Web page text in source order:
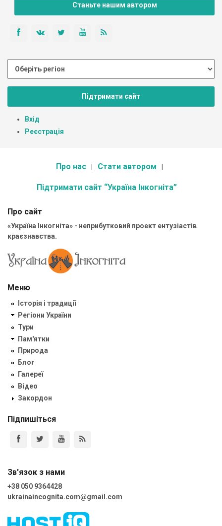
Станьте нашим автором
Підтримати сайт
Вхід
Реєстрація
Про нас Стати автором
Підтримати сайт “Україна Інкогніта”
Про сайт
«Україна Інкогніта» - неприбутковий проект ентузіастів
краєзнавства.
Меню
Історія і традиції
Регіони України
Тури
Пам'ятки
Природа
Блог
Галереї
Відео
Закордон
Підпишіться
Зв'язок з нами
+38 050 9364428
ukrainaincognita.com@gmail.com